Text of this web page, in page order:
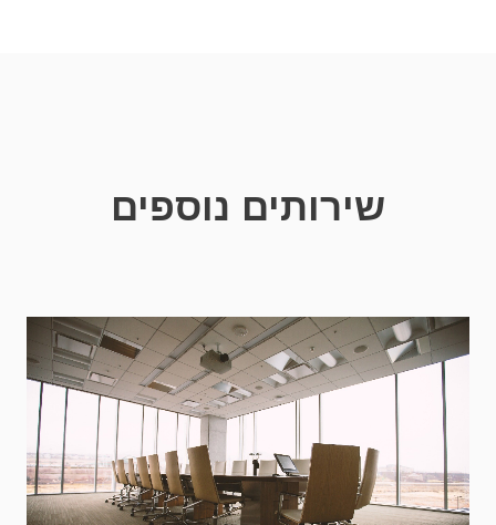
שירותים נוספים